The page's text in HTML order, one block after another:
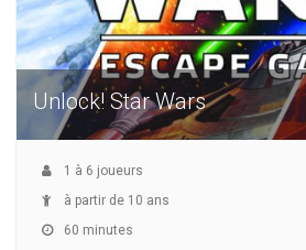
Unlock! Star Wars
1 à 6 joueurs
à partir de 10 ans
60 minutes